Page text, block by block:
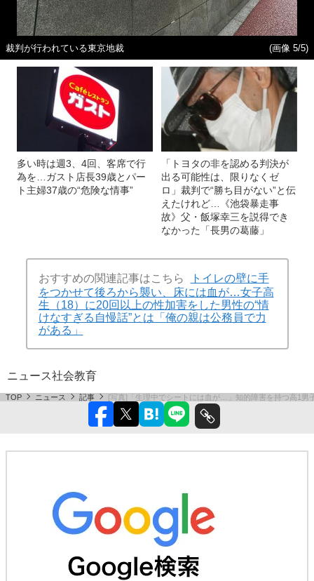
裁判が行われている東京地裁 (画像 5/5)
多い時は週3、4回、客席で行
為を…ガスト店長39歳とパー
ト主婦37歳の“危険な情事”
「トヨタの非を認める判決が
出る可能性は、限りなくゼ
ロ」裁判で“勝ち目がない”と伝
えたけれど…《池袋暴走事
故》父・飯塚幸三を説得でき
なかった「長男の葛藤」
おすすめの関連記事はこちら
トイレの壁に手
をつかせて後ろから襲い、床には血が…女子高
生（18）に20回以上の性加害をした男性の“情
けなすぎる自慢話”とは「俺の親は公務員で力
がある」
ニュース社会教育
TOP ニュース 記事 [写真]「生理中でシートには血が…」知的障害を持つ高1男